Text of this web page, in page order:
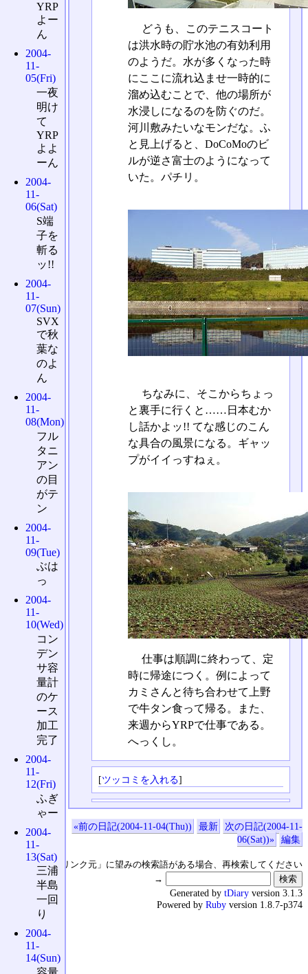
どうも、このテニスコート
は洪水時の貯水池の有効利用
のようだ。水が多くなった時
にここに流れ込ませ一時的に
溜め込むことで、他の場所が
水浸しになるのを防ぐのだ。
河川敷みたいなモンだな。ふ
と見上げると、DoCoMoのビ
ルが逆さ富士のようになって
いた。パチリ。
ちなみに、そこからちょっ
と裏手に行くと……日本むか
し話かよッ!! てな感じのこん
な具合の風景になる。ギャッ
プがイイっすねぇ。
仕事は順調に終わって、定
時に帰途につく。例によって
カミさんと待ち合わせて上野
で牛タン食って帰る。また、
来週からYRPで仕事である。
へっくし。
[ツッコミを入れる]
«前の日記(2004-11-04(Thu)) 最新
次の日記(2004-11-
06(Sat))»
編集
↑の「本日のリンク元」に望みの検索語がある場合、再検索してください
→
YRP
よー
ん
2004-
11-
05(Fri)
一夜
明け
て
YRP
よよ
ーん
2004-
11-
06(Sat)
S端
子を
斬る
ッ!!
2004-
11-
07(Sun)
SVX
で秋
葉な
のよ
ん
2004-
11-
08(Mon)
フル
タニ
アン
の目
がテ
ン
2004-
11-
09(Tue)
ぶは
っ
2004-
11-
10(Wed)
コン
デン
サ容
量計
のケ
ース
加工
完了
2004-
11-
12(Fri)
ふぎ
ゃー
2004-
11-
13(Sat)
三浦
半島
一回
り
2004-
11-
14(Sun)
Generated by tDiary version 3.1.3
Powered by Ruby version 1.8.7-p374